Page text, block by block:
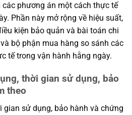
phương án một cách thực tế
Phần này mở rộng về hiệu suất,
kiện bảo quản và bài toán chi
bộ phận mua hàng so sánh các
tế trong vận hành hằng ngày.
thời gian sử dụng, bảo
theo
gian sử dụng, bảo hành và chứng